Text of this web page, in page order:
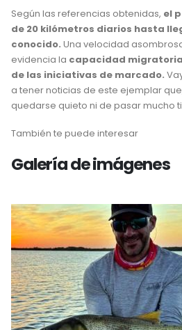
Según las referencias obtenidas, el
de 20 kilómetros diarios hasta
conocido. Una velocidad
evidencia la capacidad
de las iniciativas de marcado.
a tener noticias de este ejemplar
quedarse quieto ni de pasar mucho
También te puede interesar
Galería de imágenes